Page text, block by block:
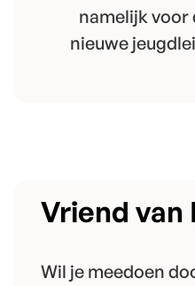
namelijk voor
nieuwe
Vriend van
Wil je meedoen